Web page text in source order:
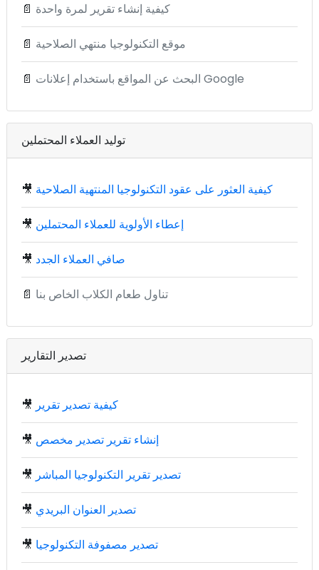
📄 كيفية إنشاء تقرير لمرة واحدة
📄 موقع التكنولوجيا منتهي الصلاحية
📄 البحث عن المواقع باستخدام إعلانات Google
توليد العملاء المحتملين
🎥 كيفية العثور على عقود التكنولوجيا المنتهية الصلاحية
🎥 إعطاء الأولوية للعملاء المحتملين
🎥 صافي العملاء الجدد
📄 تناول طعام الكلاب الخاص بنا
تصدير التقارير
🎥 كيفية تصدير تقرير
🎥 إنشاء تقرير تصدير مخصص
🎥 تصدير تقرير التكنولوجيا المباشر
🎥 تصدير العنوان البريدي
🎥 تصدير مصفوفة التكنولوجيا